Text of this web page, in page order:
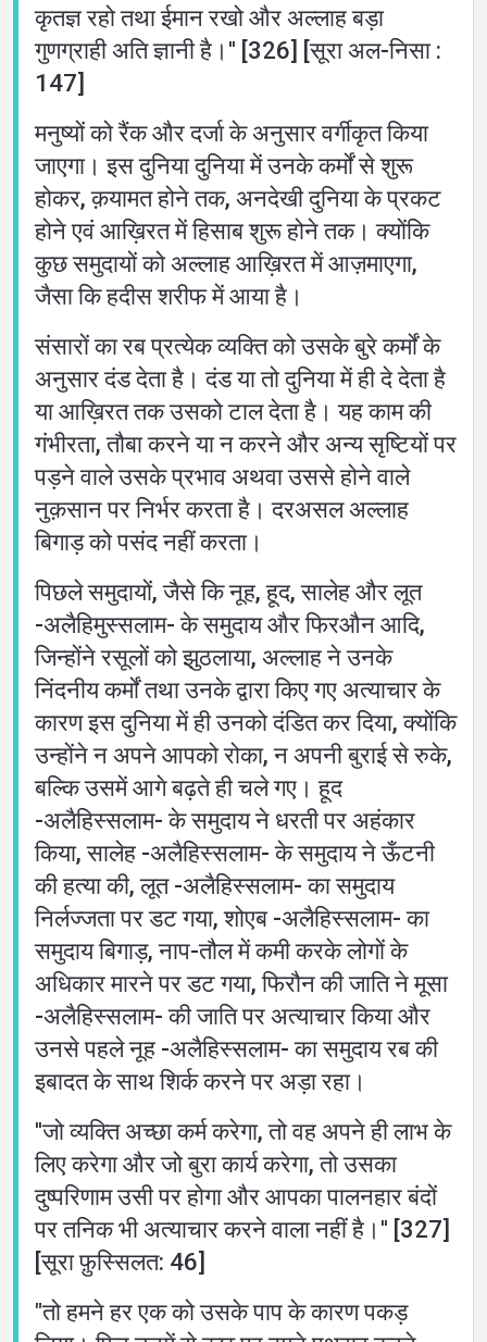
कृतज्ञ रहो तथा ईमान रखो और अल्लाह बड़ा
गुणग्राही अति ज्ञानी है।'' [326] [सूरा अल-निसा :
147]
मनुष्यों को रैंक और दर्जा के अनुसार वर्गीकृत किया
जाएगा। इस दुनिया दुनिया में उनके कर्मों से शुरू
होकर, क़यामत होने तक, अनदेखी दुनिया के प्रकट
होने एवं आख़िरत में हिसाब शुरू होने तक। क्योंकि
कुछ समुदायों को अल्लाह आख़िरत में आज़माएगा,
जैसा कि हदीस शरीफ में आया है।
संसारों का रब प्रत्येक व्यक्ति को उसके बुरे कर्मों के
अनुसार दंड देता है। दंड या तो दुनिया में ही दे देता है
या आख़िरत तक उसको टाल देता है। यह काम की
गंभीरता, तौबा करने या न करने और अन्य सृष्टियों पर
पड़ने वाले उसके प्रभाव अथवा उससे होने वाले
नुक़सान पर निर्भर करता है। दरअसल अल्लाह
बिगाड़ को पसंद नहीं करता।
पिछले समुदायों, जैसे कि नूह, हूद, सालेह और लूत
-अलैहिमुस्सलाम- के समुदाय और फिरऔन आदि,
जिन्होंने रसूलों को झुठलाया, अल्लाह ने उनके
निंदनीय कर्मों तथा उनके द्वारा किए गए अत्याचार के
कारण इस दुनिया में ही उनको दंडित कर दिया, क्योंकि
उन्होंने न अपने आपको रोका, न अपनी बुराई से रुके,
बल्कि उसमें आगे बढ़ते ही चले गए। हूद
-अलैहिस्सलाम- के समुदाय ने धरती पर अहंकार
किया, सालेह -अलैहिस्सलाम- के समुदाय ने ऊँटनी
की हत्या की, लूत -अलैहिस्सलाम- का समुदाय
निर्लज्जता पर डट गया, शोएब -अलैहिस्सलाम- का
समुदाय बिगाड़, नाप-तौल में कमी करके लोगों के
अधिकार मारने पर डट गया, फिरौन की जाति ने मूसा
-अलैहिस्सलाम- की जाति पर अत्याचार किया और
उनसे पहले नूह -अलैहिस्सलाम- का समुदाय रब की
इबादत के साथ शिर्क करने पर अड़ा रहा।
''जो व्यक्ति अच्छा कर्म करेगा, तो वह अपने ही लाभ के
लिए करेगा और जो बुरा कार्य करेगा, तो उसका
दुष्परिणाम उसी पर होगा और आपका पालनहार बंदों
पर तनिक भी अत्याचार करने वाला नहीं है।'' [327]
[सूरा फ़ुस्सिलत: 46]
"तो हमने हर एक को उसके पाप के कारण पकड़